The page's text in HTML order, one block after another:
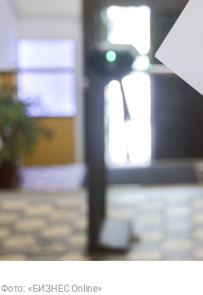
Фото: «БИЗНЕС Online»